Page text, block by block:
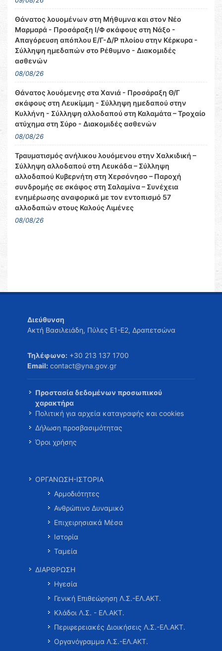
Θάνατος λουομένων στη Μήθυμνα και στον Νέο
Μαρμαρά - Προσάραξη Ι/Φ σκάφους στη Νάξο -
Απαγόρευση απόπλου Ε/Γ-Δ/Ρ πλοίου στην Κέρκυρα -
Σύλληψη ημεδαπών στο Ρέθυμνο - Διακομιδές
ασθενών
08/08/26
Θάνατος λουόμενης στα Χανιά - Προσάραξη Θ/Γ
σκάφους στη Λευκίμμη - Σύλληψη ημεδαπού στην
Κυλλήνη - Σύλληψη αλλοδαπού στη Καλαμάτα – Τροχαίο
ατύχημα στη Σύρο - Διακομιδές ασθενών
08/08/26
Τραυματισμός ανήλικου λουόμενου στην Χαλκιδική –
Σύλληψη αλλοδαπού στη Λευκάδα – Σύλληψη
αλλοδαπού Κυβερνήτη στη Χερσόνησο – Παροχή
συνδρομής σε σκάφος στη Σαλαμίνα – Συνέχεια
ενημέρωσης αναφορικά με τον εντοπισμό 57
αλλοδαπών στους Καλούς Λιμένες
08/08/26
Διεύθυνση
Ακτή Βασιλειάδη, Πύλες Ε1-Ε2, Δραπετσώνα
Τηλέφωνο: +30 213 137 1700
Email: contact@yna.gov.gr
Προστασία δεδομένων προσωπικού
χαρακτήρα
Πολιτική για αρχεία καταγραφής και cookies
Δήλωση προσβασιμότητας
Όροι χρήσης
ΟΡΓΑΝΩΣΗ-ΙΣΤΟΡΙΑ
Αρμοδιότητες
Ανθρώπινο Δυναμικό
Επιχειρησιακά Μέσα
Ιστορία
Ταμεία
ΔΙΑΡΘΡΩΣΗ
Ηγεσία
Γενική Επιθεώρηση Λ.Σ.-ΕΛ.ΑΚΤ.
Κλάδοι Λ.Σ. - ΕΛ.ΑΚΤ.
Περιφερειακές Διοικήσεις Λ.Σ.-ΕΛ.ΑΚΤ.
Οργανόγραμμα Λ.Σ.-ΕΛ.ΑΚΤ.